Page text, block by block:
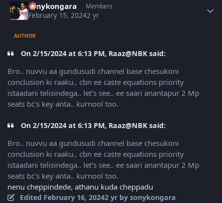
sonykongara Members
February 15, 20242 yr
AUTHOR
On 2/15/2024 at 6:13 PM, Raaz@NBK said:
Bro.. nuvvu aa gundusudi channel base chesukoni
conclusion ki raaku.. cbn ee caste equations priority
istaadani telisindega.. let’s see.. ee saari anantapur 2 Mp
seats bc’s key anta.. kurnool too.
On 2/15/2024 at 6:13 PM, Raaz@NBK said:
Bro.. nuvvu aa gundusudi channel base chesukoni
conclusion ki raaku.. cbn ee caste equations priority
istaadani telisindega.. let’s see.. ee saari anantapur 2 Mp
seats bc’s key anta.. kurnool too.
nenu cheppindede, athanu kuda cheppadu
Edited February 16, 20242 yr by sonykongara